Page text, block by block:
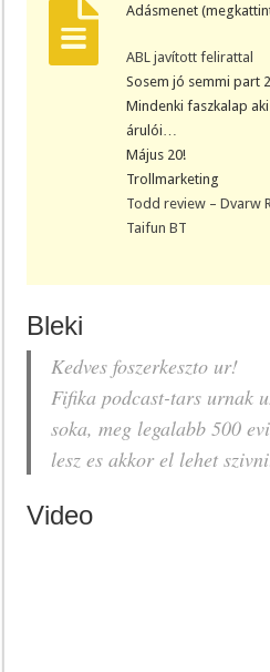
Adásmenet
ABL javított felirattal
Sosem jó semmi part
Mindenki faszkalap
árulói…
Május 20!
Trollmarketing
Todd review – Dvarw
Taifun BT
Bleki
Kedves foszerkeszto ur!
Fifika podcast-tars urnak
soka, meg legalabb 500
lesz es akkor el lehet
Video